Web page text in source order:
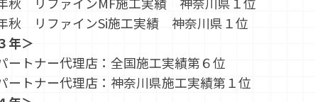
秋 リファインSi施工実績 神奈川県１位
年＞
ートナー代理店：全国施工実績第６位
ートナー代理店：神奈川県施工実績第１位